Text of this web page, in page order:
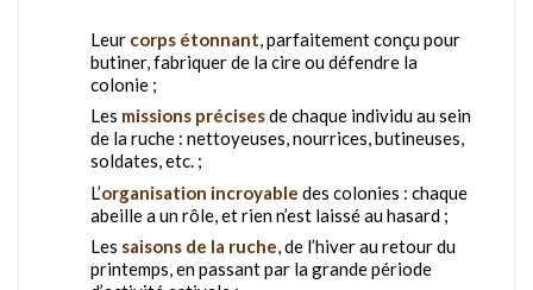
Leur corps étonnant, parfaitement conçu pour
butiner, fabriquer de la cire ou défendre la
colonie ;
Les missions précisesde chaque individu au sein
de la ruche : nettoyeuses, nourrices, butineuses,
soldates, etc. ;
L’organisation incroyable des colonies : chaque
abeille a un rôle, et rien n’est laissé au hasard ;
Les saisons de la ruche, de l’hiver au retour du
printemps, en passant par la grande période